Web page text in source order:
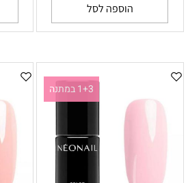
הוספה לסל
1+3 במתנה